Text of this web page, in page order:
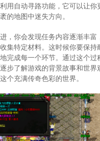
用自动寻路功能，它可以让你
的地图中迷失方向。
，你会发现任务内容逐渐丰富
集特定材料。这时候你要保持
完成每一个环节。通过这个过
步了解游戏的背景故事和世界
个充满传奇色彩的世界。